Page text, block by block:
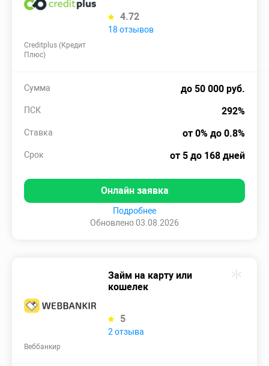
Creditplus (Кредит
Плюс)
4.72
18 отзывов
до 50 000 руб.
Сумма
292%
ПСК
от 0% до 0.8%
Ставка
от 5 до 168 дней
Срок
Онлайн заявка
Подробнее
Обновлено 03.08.2026
Веббанкир
Займ на карту или
кошелек
5
2 отзыва